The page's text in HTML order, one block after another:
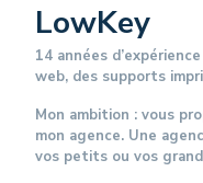
LowKey
14 années
web, des supports
Mon ambition : vous
mon agence. Une
vos petits ou vos